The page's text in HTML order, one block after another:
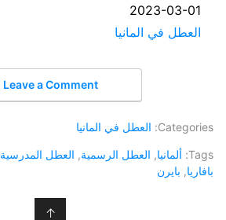
التاريخ
2023-03-01
في ما يتعلق بما يأتي
العطل في المانيا
Leave a Comment
Categories: العطل في المانيا
Tags: ألمانيا, العطل الرسمية, العطل المدرسية
بافاريا, بايرن
↑